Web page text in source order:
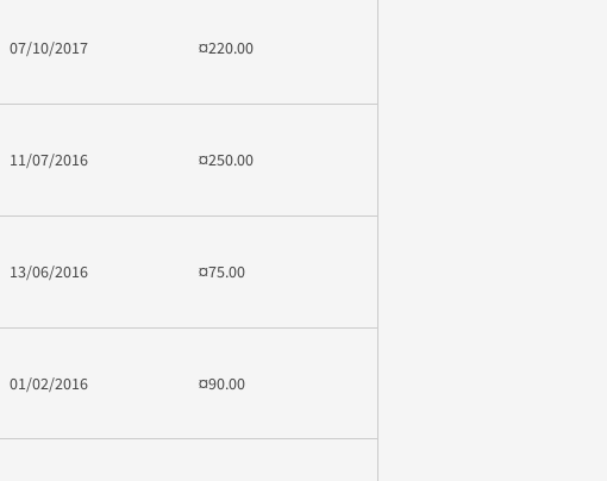
07/10/2017 ¤220.00
11/07/2016 ¤250.00
13/06/2016 ¤75.00
01/02/2016 ¤90.00